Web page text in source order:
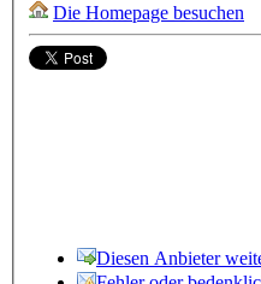
Die Homepage besuchen
Diesen Anbieter